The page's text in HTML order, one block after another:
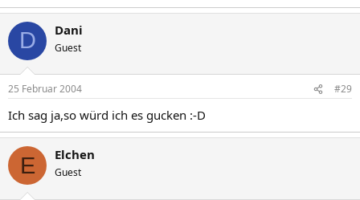
D Dani
Guest
25 Februar 2004 #29
Ich sag ja,so würd ich es gucken :-D
E Elchen
Guest